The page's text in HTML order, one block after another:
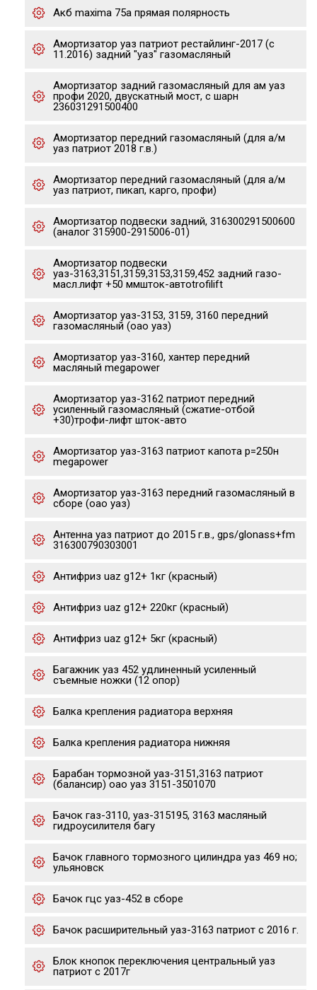
Акб maxima 75a прямая полярность
Амортизатор уаз патриот рестайлинг-2017 (с
11.2016) задний "уаз" газомасляный
Амортизатор задний газомасляный для ам уаз
профи 2020, двускатный мост, с шарн
236031291500400
Амортизатор передний газомасляный (для а/м
уаз патриот 2018 г.в.)
Амортизатор передний газомасляный (для а/м
уаз патриот, пикап, карго, профи)
Амортизатор подвески задний, 316300291500600
(аналог 315900-2915006-01)
Амортизатор подвески
уаз-3163,3151,3159,3153,3159,452 задний газо-
масл.лифт +50 ммшток-автоtrofilift
Амортизатор уаз-3153, 3159, 3160 передний
газомасляный (оао уаз)
Амортизатор уаз-3160, хантер передний
масляный megapower
Амортизатор уаз-3162 патриот передний
усиленный газомасляный (сжатие-отбой
+30)трофи-лифт шток-авто
Амортизатор уаз-3163 патриот капота р=250н
megapower
Амортизатор уаз-3163 передний газомасляный в
сборе (оао уаз)
Антенна уаз патриот до 2015 г.в., gps/glonass+fm
316300790303001
Антифриз uaz g12+ 1кг (красный)
Антифриз uaz g12+ 220кг (красный)
Антифриз uaz g12+ 5кг (красный)
Багажник уаз 452 удлиненный усиленный
съемные ножки (12 опор)
Балка крепления радиатора верхняя
Балка крепления радиатора нижняя
Барабан тормозной уаз-3151,3163 патриот
(балансир) оао уаз 3151-3501070
Бачок газ-3110, уаз-315195, 3163 масляный
гидроусилителя багу
Бачок главного тормозного цилиндра уаз 469 но;
ульяновск
Бачок гцс уаз-452 в сборе
Бачок расширительный уаз-3163 патриот с 2016 г.
Блок кнопок переключения центральный уаз
патриот с 2017г